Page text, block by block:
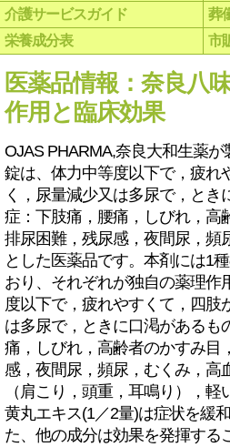
介護サービスガイド
葬
栄養成分表
市
医薬品情報：奈良八
作用と臨床効果
OJAS PHARMA,奈良大和生薬
錠は、体力中等度以下で，疲れ
く，尿量減少又は多尿で，とき
症：下肢痛，腰痛，しびれ，高
排尿困難，残尿感，夜間尿，
とした医薬品です。本剤には1
おり、それぞれが独自の薬理作
度以下で，疲れやすくて，四肢
は多尿で，ときに口渇があるも
痛，しびれ，高齢者のかすみ目
感，夜間尿，頻尿，むくみ，高
（肩こり，頭重，耳鳴り），
黄丸エキス(1／2量)は症状を緩
た、他の成分は効果を発揮する